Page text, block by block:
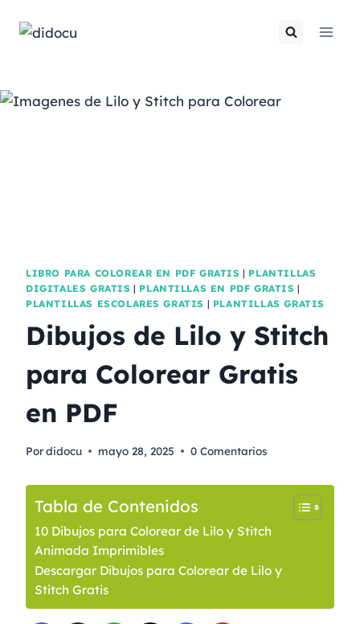
LIBRO PARA COLOREAR EN PDF GRATIS | PLANTILLAS
DIGITALES GRATIS | PLANTILLAS EN PDF GRATIS |
PLANTILLAS ESCOLARES GRATIS | PLANTILLAS GRATIS
Dibujos de Lilo y Stitch
para Colorear Gratis
en PDF
Pordidocu mayo 28, 2025 0 Comentarios
Tabla de Contenidos
10 Dibujos para Colorear de Lilo y Stitch
Animada Imprimibles
Descargar Dibujos para Colorear de Lilo y
Stitch Gratis